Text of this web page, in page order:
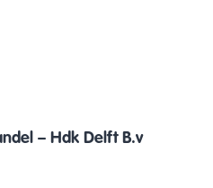
– Hdk Delft B.v